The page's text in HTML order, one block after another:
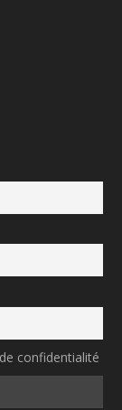
confidentialité